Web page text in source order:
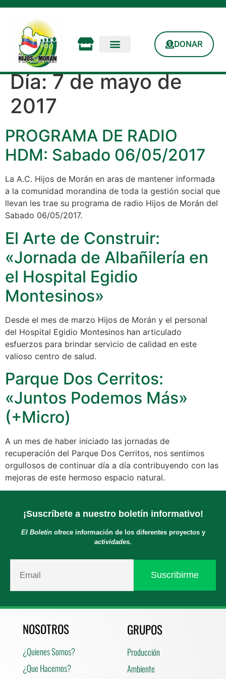
DONAR
Día:7 de mayo de
2017
PROGRAMA DE RADIO
HDM: Sabado 06/05/2017
La A.C. Hijos de Morán en aras de mantener informada
a la comunidad morandina de toda la gestión social que
llevan les trae su programa de radio Hijos de Morán del
Sabado 06/05/2017.
El Arte de Construir:
«Jornada de Albañilería en
el Hospital Egidio
Montesinos»
Desde el mes de marzo Hijos de Morán y el personal
del Hospital Egidio Montesinos han articulado
esfuerzos para brindar servicio de calidad en este
valioso centro de salud.
Parque Dos Cerritos:
«Juntos Podemos Más»
(+Micro)
A un mes de haber iniciado las jornadas de
recuperación del Parque Dos Cerritos, nos sentimos
orgullosos de continuar día a día contribuyendo con las
mejoras de este hermoso espacio natural.
¡Suscríbete a nuestro boletín informativo!
El Boletínofrece información de los diferentes proyectos y
actividades.
NOSOTROS
¿Quienes Somos?
¿Que Hacemos?
GRUPOS
Producción
Ambiente